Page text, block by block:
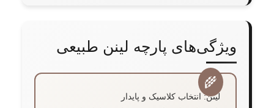
ویژگی‌های پارچه لینن طبیعی
لینن: انتخاب کلاسیک و پایدار